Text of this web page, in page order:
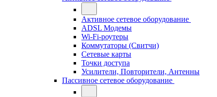
Активное сетевое оборудование
ADSL Модемы
Wi-Fi-роутеры
Коммутаторы (Свитчи)
Сетевые карты
Точки доступа
Усилители, Повторители, Антенны
Пассивное сетевое оборудование